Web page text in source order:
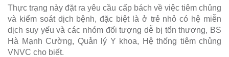
Thực trạng này đặt ra yêu cầu cấp bách về việc tiêm chủng
và kiểm soát dịch bệnh, đặc biệt là ở trẻ nhỏ có hệ miễn
dịch suy yếu và các nhóm đối tượng dễ bị tổn thương, BS
Hà Mạnh Cường, Quản lý Y khoa, Hệ thống tiêm chủng
VNVC cho biết.